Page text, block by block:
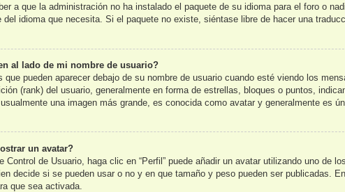
a que la administración no ha instalado el paquete de su idioma para el foro o
del idioma que necesita. Si el paquete no existe, siéntase libre de hacer una
al lado de mi nombre de usuario?
que pueden aparecer debajo de su nombre de usuario cuando esté viendo los
(rank) del usuario, generalmente en forma de estrellas, bloques o puntos,
una imagen más grande, es conocida como avatar y generalmente es
un avatar?
Control de Usuario, haga clic en “Perfil” puede añadir un avatar utilizando uno de
decide si se pueden usar o no y en que tamaño y peso pueden ser publicadas.
que sea activada.